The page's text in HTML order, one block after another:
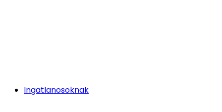
Ingatlanosoknak